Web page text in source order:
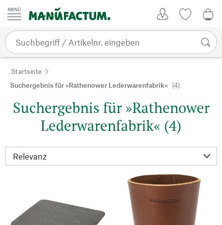
Zum Inhalt springen
Startseite
Suchergebnis für »Rathenower Lederwarenfabrik« (4)
Suchergebnis für »Rathenower
Lederwarenfabrik« (4)